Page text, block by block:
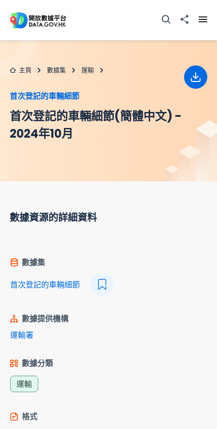
打開搜尋器分享至
主頁 數據集 運輸
首次登記的車輛細節
首次登記的車輛細節(簡體中文) -
2024年10月
下載
數據資源的詳細資料
數據集
首次登記的車輛細節
數據提供機構
運輸署
數據分類
運輸
格式